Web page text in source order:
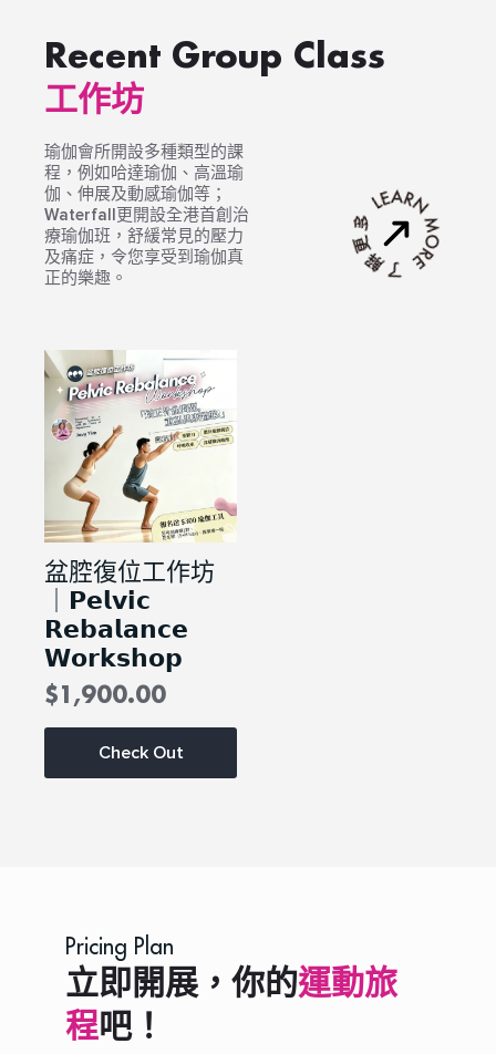
Recent Group Class
工作坊
瑜伽會所開設多種類型的課
程，例如哈達瑜伽、高溫瑜
伽、伸展及動感瑜伽等；
Waterfall更開設全港首創治
療瑜伽班，舒緩常見的壓力
及痛症，令您享受到瑜伽真
正的樂趣。
盆腔復位工作坊
｜𝗣𝗲𝗹𝘃𝗶𝗰
𝗥𝗲𝗯𝗮𝗹𝗮𝗻𝗰𝗲
𝗪𝗼𝗿𝗸𝘀𝗵𝗼𝗽
$1,900.00
Check Out
This
product
has
the
product
page
Pricing Plan
立即開展，你的運動旅
程吧！